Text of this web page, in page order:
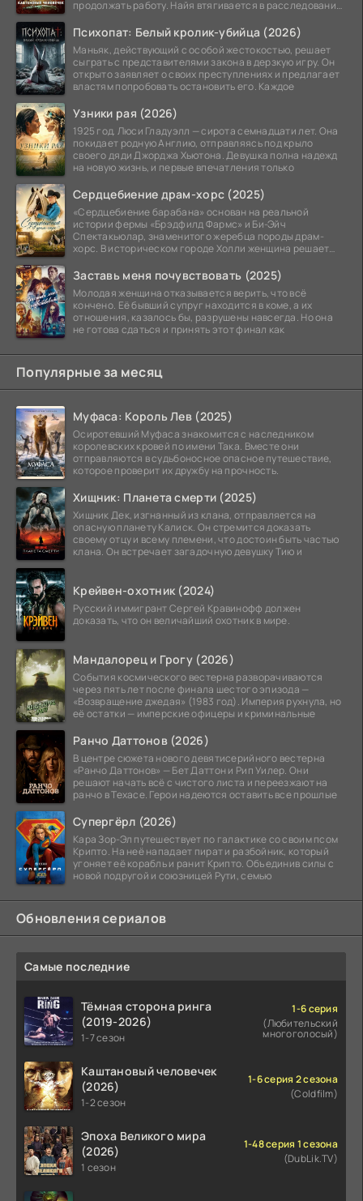
продолжать работу. Найя втягивается в расследование
Психопат: Белый кролик-убийца (2026)
Маньяк, действующий с особой жестокостью, решает
сыграть с представителями закона в дерзкую игру. Он
открыто заявляет о своих преступлениях и предлагает
властям попробовать остановить его. Каждое
Узники рая (2026)
1925 год. Люси Гладуэлл — сирота семнадцати лет. Она
покидает родную Англию, отправляясь под крыло
своего дяди Джорджа Хьютона. Девушка полна надежд
на новую жизнь, и первые впечатления только
Сердцебиение драм-хорс (2025)
«Сердцебиение барабана» основан на реальной
истории фермы «Брэдфилд Фармс» и Би-Эйч
Спектакьюлар, знаменитого жеребца породы драм-
хорс. В историческом городе Холли женщина решает
Заставь меня почувствовать (2025)
Молодая женщина отказывается верить, что всё
кончено. Её бывший супруг находится в коме, а их
отношения, казалось бы, разрушены навсегда. Но она
не готова сдаться и принять этот финал как
Популярные за месяц
Муфаса: Король Лев (2025)
Осиротевший Муфаса знакомится с наследником
королевских кровей по имени Така. Вместе они
отправляются в судьбоносное опасное путешествие,
которое проверит их дружбу на прочность.
Хищник: Планета смерти (2025)
Хищник Дек, изгнанный из клана, отправляется на
опасную планету Калиск. Он стремится доказать
своему отцу и всему племени, что достоин быть частью
клана. Он встречает загадочную девушку Тию и
Крейвен-охотник (2024)
Русский иммигрант Сергей Кравинофф должен
доказать, что он величайший охотник в мире.
Мандалорец и Грогу (2026)
События космического вестерна разворачиваются
через пять лет после финала шестого эпизода —
«Возвращение джедая» (1983 год). Империя рухнула, но
её остатки — имперские офицеры и криминальные
Ранчо Даттонов (2026)
В центре сюжета нового девятисерийного вестерна
«Ранчо Даттонов» — Бет Даттон и Рип Уилер. Они
решают начать всё с чистого листа и переезжают на
ранчо в Техасе. Герои надеются оставить все прошлые
Супергёрл (2026)
Кара Зор-Эл путешествует по галактике со своим псом
Крипто. На неё нападает пират и разбойник, который
угоняет её корабль и ранит Крипто. Объединив силы с
новой подругой и союзницей Рути, семью
Обновления сериалов
Самые последние
Тёмная сторона ринга
(2019-2026)
1-7 сезон
1-6 серия
(Любительский
многоголосый)
Каштановый человечек
(2026)
1-2 сезон
1-6 серия 2 сезона
(Coldfilm)
Эпоха Великого мира
(2026)
1 сезон
1-48 серия 1 сезона
(DubLik.TV)